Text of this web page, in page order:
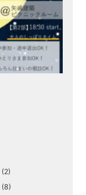
(2)
(8)